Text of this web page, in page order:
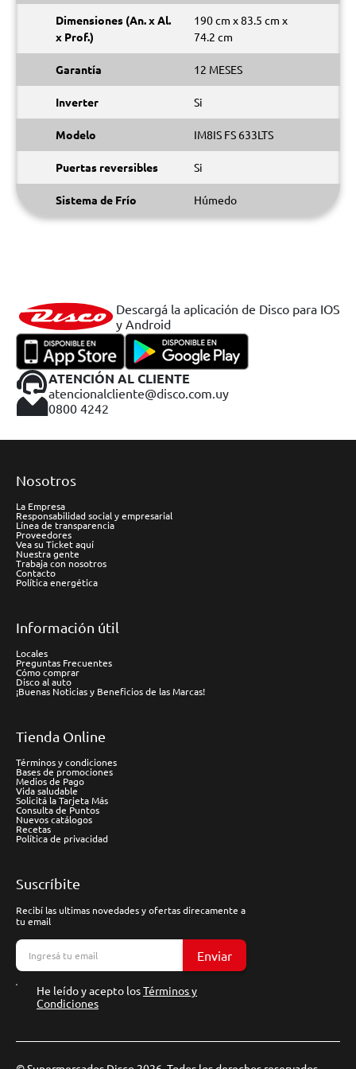
Dimensiones (An. x Al.
x Prof.)
190 cm x 83.5 cm x
74.2 cm
Garantía 12 MESES
Inverter Si
Modelo IM8IS FS 633LTS
Puertas reversibles Si
Sistema de Frío Húmedo
Descargá la aplicación de Disco para IOS
y Android
ATENCIÓN AL CLIENTE
atencionalcliente@disco.com.uy
0800 4242
Nosotros
La Empresa
Responsabilidad social y empresarial
Línea de transparencia
Proveedores
Vea su Ticket aquí
Nuestra gente
Trabaja con nosotros
Contacto
Política energética
Información útil
Locales
Preguntas Frecuentes
Cómo comprar
Disco al auto
¡Buenas Noticias y Beneficios de las Marcas!
Tienda Online
Términos y condiciones
Bases de promociones
Medios de Pago
Vida saludable
Solicitá la Tarjeta Más
Consulta de Puntos
Nuevos catálogos
Recetas
Política de privacidad
Suscríbite
Recibí las ultimas novedades y ofertas direcamente a
tu email
Enviar
He leído y acepto losTérminos y
Condiciones